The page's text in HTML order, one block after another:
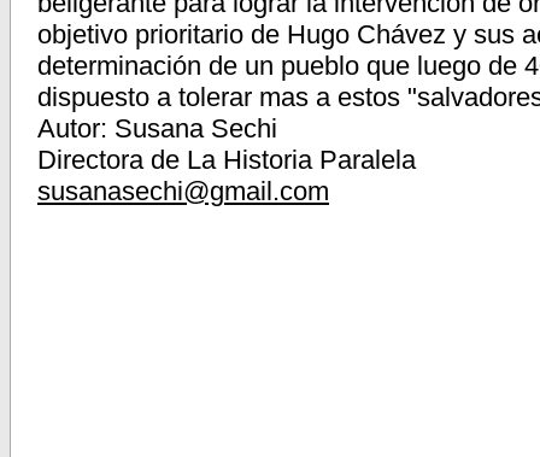
objetivo prioritario de Hugo Chávez y sus
determinación de un pueblo que luego de
dispuesto a tolerar mas a estos
Autor: Susana Sechi
Directora de La Historia Paralela
susanasechi@gmail.com